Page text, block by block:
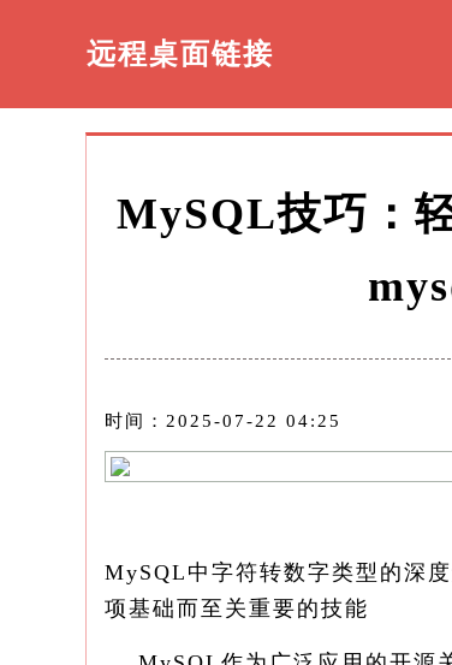
远程桌面链接
MySQL技巧：
时间：2025-07-22 04:25
MySQL中字符转数字类型的深
项基础而至关重要的技能